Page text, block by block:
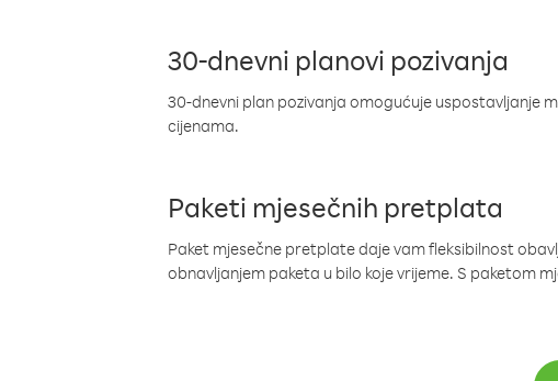
30-dnevni planovi pozivanja
30-dnevni plan pozivanja omogućuje uspostavljanje
cijenama.
Paketi mjesečnih pretplata
Paket mjesečne pretplate daje vam fleksibilnost
obnavljanjem paketa u bilo koje vrijeme. S paketom